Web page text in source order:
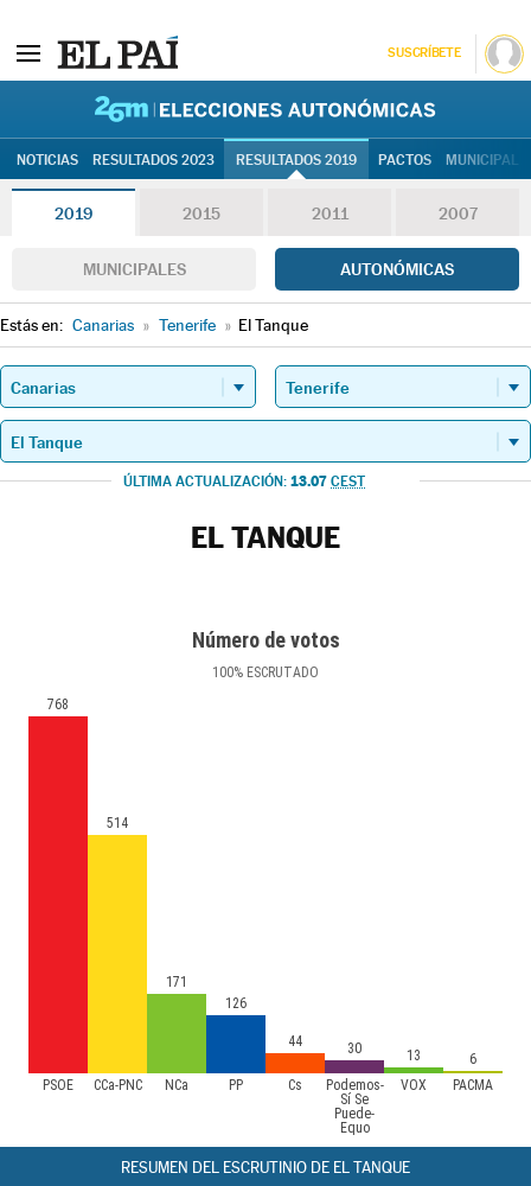
SUSCRÍBETE
NOTICIAS RESULTADOS 2023 RESULTADOS 2019 PACTOS
2019 2015 2011 2007
MUNICIPALES AUTONÓMICAS
Estás en: Canarias » Tenerife » El Tanque
ÚLTIMA ACTUALIZACIÓN: 13.07 CEST
EL TANQUE
Número de votos
100% ESCRUTADO
PSOE CCa-PNC NCa PP Cs
Podemos-
Sí Se
Puede-
Equo
VOX PACMA
768
514
171
126
44 30 13 6
RESUMEN DEL ESCRUTINIO DE EL TANQUE